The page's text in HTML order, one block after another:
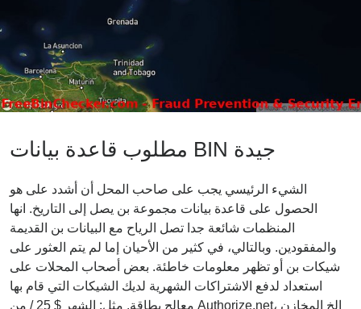
مطلوب قاعدة بيانات BIN جيدة
الشيء الرئيسي يجب على صاحب المحل أن أشدد على هو
الحصول على قاعدة بيانات مجموعة بن يصل إلى التاريخ. انها
المنظمات شائعة جدا تصل الرياح مع البيانات بن القديمة
والمفقودين. وبالتالي، في كثير من الأحيان إما لم يتم العثور على
شيكات بن أو تظهر معلومات خاطئة. بعض أصحاب المحلات على
استعداد لدفع الاشتراكات الشهرية لديك الشيكات التي قام بها
معالج بطاقة. مثل: الشهر $ 25 / من Authorize.net، الخ المخازن